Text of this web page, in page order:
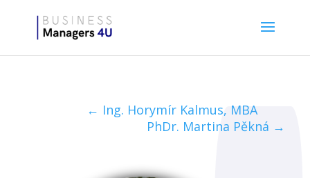
← Ing. Horymír Kalmus, MBA
PhDr. Martina Pěkná →